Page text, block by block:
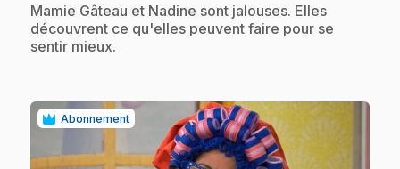
.Mamie Gâteau et Nadine sont jalouses. Elles
découvrent ce qu'elles peuvent faire pour se
sentir mieux.
Abonnement